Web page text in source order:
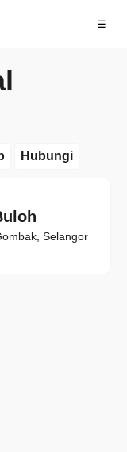
☰
Hubungi
Selangor